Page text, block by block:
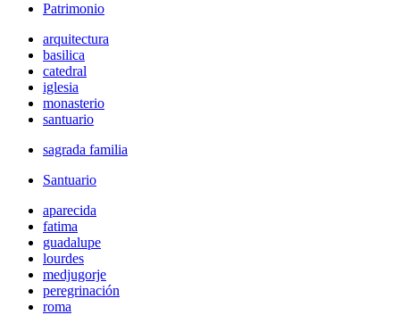
Patrimonio
arquitectura
basilica
catedral
iglesia
monasterio
santuario
sagrada familia
Santuario
aparecida
fatima
guadalupe
lourdes
medjugorje
peregrinación
roma